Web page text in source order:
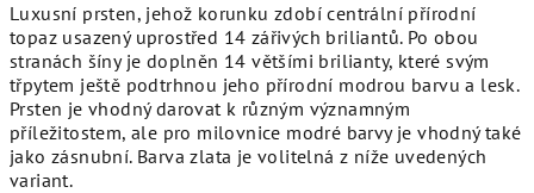
Luxusní prsten, jehož korunku zdobí centrální přírodní
topaz usazený uprostřed 14 zářivých briliantů. Po obou
stranách šíny je doplněn 14 většími brilianty, které svým
třpytem ještě podtrhnou jeho přírodní modrou barvu a lesk.
Prsten je vhodný darovat k různým významným
příležitostem, ale pro milovnice modré barvy je vhodný také
jako zásnubní. Barva zlata je volitelná z níže uvedených
variant.